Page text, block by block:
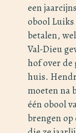
een
obool
betalen,
Val-Dieu
hof over de
huis.
moeten na
één obool
brengen